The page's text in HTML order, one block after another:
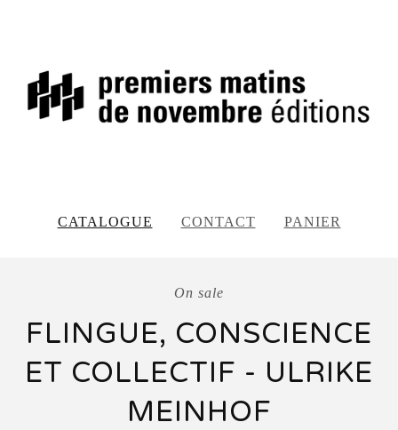
CATALOGUE CONTACT PANIER
On sale
FLINGUE, CONSCIENCE
ET COLLECTIF - ULRIKE
MEINHOF